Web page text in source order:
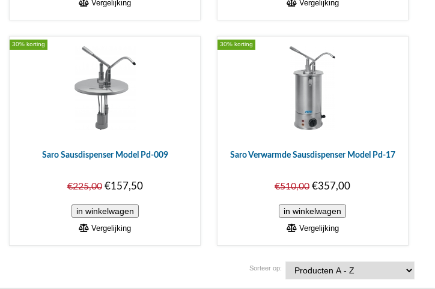
Vergelijking Vergelijking
30% korting
Saro Sausdispenser Model Pd-009
€225,00€157,50
Vergelijking
30% korting
Saro Verwarmde Sausdispenser Model Pd-17
€510,00€357,00
Vergelijking
Sorteer op: